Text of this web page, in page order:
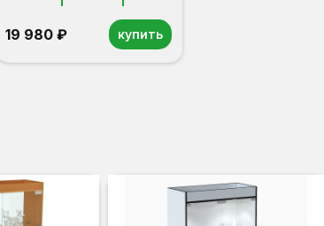
19 980 ₽ купить